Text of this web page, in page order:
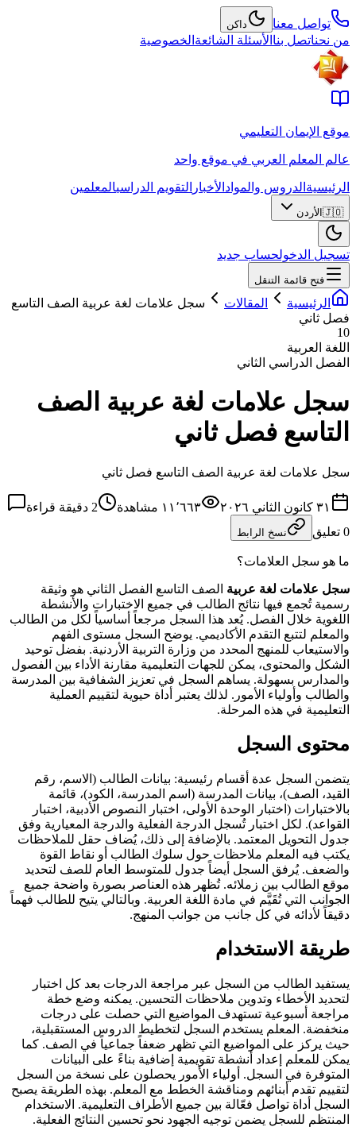
تواصل معنا داكن
من نحناتصل بنا الأسئلة الشائعة الخصوصية
موقع الإيمان التعليمي
عالم المعلم العربي في موقع واحد
الرئيسية الدروس والمواد الأخبار التقويم الدراسيالمعلمين
🇯🇴 الأردن
تسجيل الدخولحساب جديد
فتح قائمة التنقل
الرئيسية المقالات
سجل علامات لغة عربية الصف التاسع
فصل ثاني
10
اللغة العربية
الفصل الدراسي الثاني
سجل علامات لغة عربية الصف
التاسع فصل ثاني
سجل علامات لغة عربية الصف التاسع فصل ثاني
٣١ كانون الثاني ٢٠٢٦ ١١٬٦٦٣ مشاهدة 2 دقيقة قراءة
0 تعليق نسخ الرابط
ما هو سجل العلامات؟
سجل علامات لغة عربية الصف التاسع الفصل الثاني هو وثيقة
رسمية تُجمع فيها نتائج الطالب في جميع الاختبارات والأنشطة
اللغوية خلال الفصل. يُعد هذا السجل مرجعاً أساسياً لكل من الطالب
والمعلم لتتبع التقدم الأكاديمي. يوضح السجل مستوى الفهم
والاستيعاب للمنهج المحدد من وزارة التربية الأردنية. بفضل توحيد
الشكل والمحتوى، يمكن للجهات التعليمية مقارنة الأداء بين الفصول
والمدارس بسهولة. يساهم السجل في تعزيز الشفافية بين المدرسة
والطالب وأولياء الأمور. لذلك يعتبر أداة حيوية لتقييم العملية
التعليمية في هذه المرحلة.
محتوى السجل
يتضمن السجل عدة أقسام رئيسية: بيانات الطالب (الاسم، رقم
القيد، الصف)، بيانات المدرسة (اسم المدرسة، الكود)، قائمة
بالاختبارات (اختبار الوحدة الأولى، اختبار النصوص الأدبية، اختبار
القواعد). لكل اختبار تُسجل الدرجة الفعلية والدرجة المعيارية وفق
جدول التحويل المعتمد. بالإضافة إلى ذلك، يُضاف حقل للملاحظات
يكتب فيه المعلم ملاحظات حول سلوك الطالب أو نقاط القوة
والضعف. يُرفق السجل أيضاً جدول للمتوسط العام للصف لتحديد
موقع الطالب بين زملائه. تُظهر هذه العناصر بصورة واضحة جميع
الجوانب التي تُقَيَّم في مادة اللغة العربية. وبالتالي يتيح للطالب فهماً
دقيقاً لأدائه في كل جانب من جوانب المنهج.
طريقة الاستخدام
يستفيد الطالب من السجل عبر مراجعة الدرجات بعد كل اختبار
لتحديد الأخطاء وتدوين ملاحظات التحسين. يمكنه وضع خطة
مراجعة أسبوعية تستهدف المواضيع التي حصلت على درجات
منخفضة. المعلم يستخدم السجل لتخطيط الدروس المستقبلية،
حيث يركز على المواضيع التي تظهر ضعفاً جماعياً في الصف. كما
يمكن للمعلم إعداد أنشطة تقويمية إضافية بناءً على البيانات
المتوفرة في السجل. أولياء الأمور يحصلون على نسخة من السجل
لتقييم تقدم أبنائهم ومناقشة الخطط مع المعلم. بهذه الطريقة يصبح
السجل أداة تواصل فعّالة بين جميع الأطراف التعليمية. الاستخدام
المنتظم للسجل يضمن توجيه الجهود نحو تحسين النتائج الفعلية.